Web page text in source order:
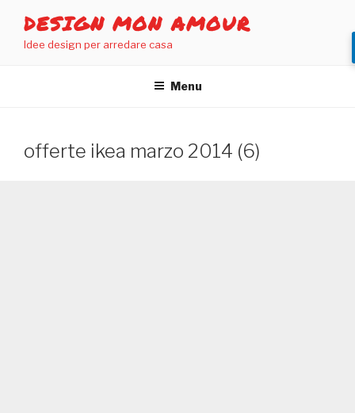
contenuto
DESIGN MON AMOUR
Idee design per arredare casa
Menu
offerte ikea marzo 2014 (6)